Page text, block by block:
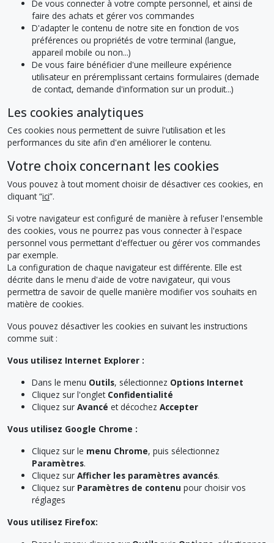
De vous connecter à votre compte personnel, et ainsi de
faire des achats et gérer vos commandes
D'adapter le contenu de notre site en fonction de vos
préférences ou propriétés de votre terminal (langue,
appareil mobile ou non...)
De vous faire bénéficier d'une meilleure expérience
utilisateur en préremplissant certains formulaires (demade
de contact, demande d'information sur un produit...)
Les cookies analytiques
Ces cookies nous permettent de suivre l'utilisation et les
performances du site afin d'en améliorer le contenu.
Votre choix concernant les cookies
Vous pouvez à tout moment choisir de désactiver ces cookies, en
cliquant “ici”.
Si votre navigateur est configuré de manière à refuser l'ensemble
des cookies, vous ne pourrez pas vous connecter à l'espace
personnel vous permettant d'effectuer ou gérer vos commandes
par exemple.
La configuration de chaque navigateur est différente. Elle est
décrite dans le menu d'aide de votre navigateur, qui vous
permettra de savoir de quelle manière modifier vos souhaits en
matière de cookies.
Vous pouvez désactiver les cookies en suivant les instructions
comme suit :
Vous utilisez Internet Explorer :
Dans le menu Outils, sélectionnez Options Internet
Cliquez sur l'onglet Confidentialité
Cliquez sur Avancé et décochez Accepter
Vous utilisez Google Chrome :
Cliquez sur le menu Chrome, puis sélectionnez
Paramètres.
Cliquez sur Afficher les paramètres avancés.
Cliquez sur Paramètres de contenu pour choisir vos
réglages
Vous utilisez Firefox: